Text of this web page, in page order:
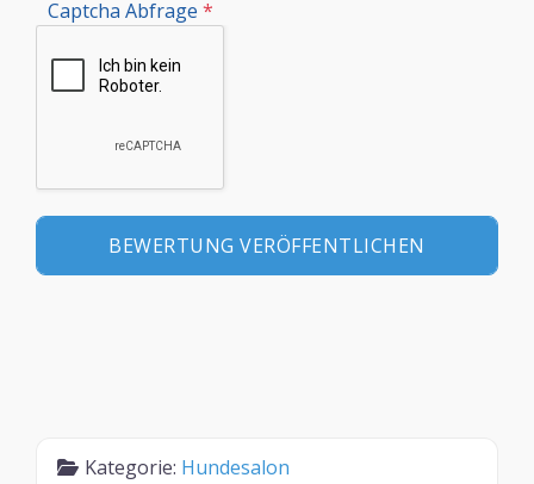
Captcha Abfrage *
Kategorie: Hundesalon